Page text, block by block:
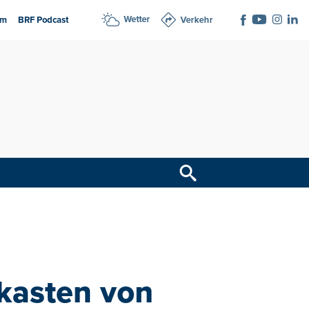
BRF Podcast Wetter Verkehr
von